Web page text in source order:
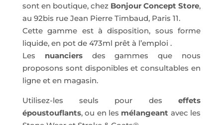
sont en boutique, chez Bonjour Concept Store,
au 92bis rue Jean Pierre Timbaud, Paris 11.
Cette gamme est à disposition, sous forme
liquide, en pot de 473ml prêt à l’emploi .
Les nuanciersdes gammes que nous
proposons sont disponibles et consultables en
ligne et en magasin.
Utilisez-les seuls pour deseffets
époustouflants, ou en les mélangeant avec les